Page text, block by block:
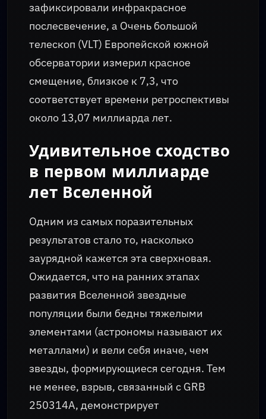
зафиксировали инфракрасное
послесвечение, а Очень большой
телескоп (VLT) Европейской южной
обсерватории измерил красное
смещение, близкое к 7,3, что
соответствует времени ретроспективы
около 13,07 миллиарда лет.
Удивительное сходство
в первом миллиарде
лет Вселенной
Одним из самых поразительных
результатов стало то, насколько
заурядной кажется эта сверхновая.
Ожидается, что на ранних этапах
развития Вселенной звездные
популяции были бедны тяжелыми
элементами (астрономы называют их
металлами) и вели себя иначе, чем
звезды, формирующиеся сегодня. Тем
не менее, взрыв, связанный с GRB
250314A, демонстрирует